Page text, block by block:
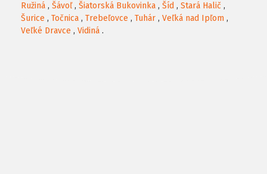
Ružiná , Šávoľ, Šiatorská Bukovinka , Šíd , Stará Halič ,
Šurice , Točnica , Trebeľovce , Tuhár , Veľká nad Ipľom ,
Veľké Dravce , Vidiná .